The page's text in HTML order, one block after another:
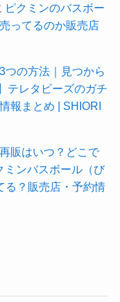
ピクミンのバスボー
ってるのか販売店
つの方法｜見つから
テレタビーズのガチ
報まとめ | SHIORI
販はいつ？どこで
ミンバスボール（び
る？販売店・予約情